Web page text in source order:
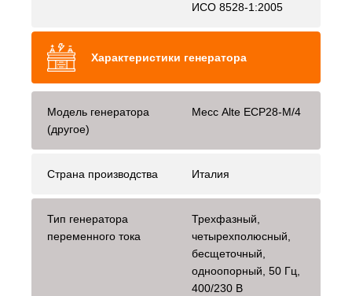
ИСО 8528-1:2005
Характеристики генератора
Модель генератора
(другое)
Mecc Alte ЕСР28-М/4
Страна производства Италия
Тип генератора
переменного тока
Трехфазный,
четырехполюсный,
бесщеточный,
одноопорный, 50 Гц,
400/230 В